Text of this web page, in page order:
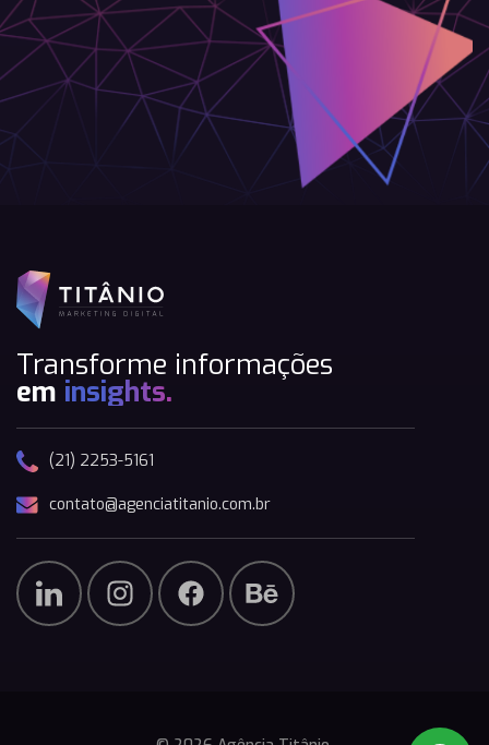
Transforme informações
em insights.
(21) 2253-5161
contato@agenciatitanio.com.br